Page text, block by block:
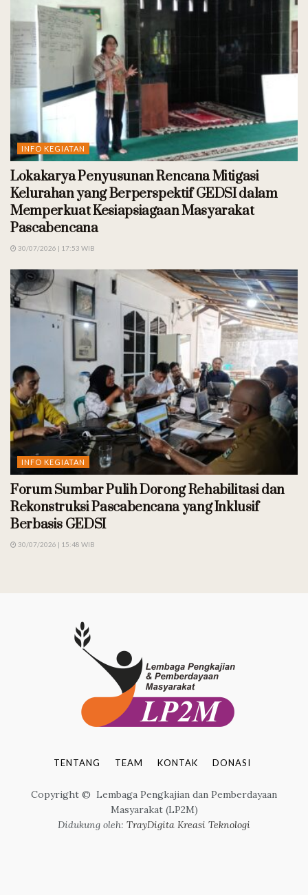
INFO KEGIATAN
Lokakarya Penyusunan Rencana Mitigasi
Kelurahan yang Berperspektif GEDSI dalam
Memperkuat Kesiapsiagaan Masyarakat
Pascabencana
30/07/2026 | 17:53 WIB
INFO KEGIATAN
Forum Sumbar Pulih Dorong Rehabilitasi dan
Rekonstruksi Pascabencana yang Inklusif
Berbasis GEDSI
30/07/2026 | 15:48 WIB
TENTANG TEAM KONTAK DONASI
Copyright © Lembaga Pengkajian dan Pemberdayaan
Masyarakat (LP2M)
Didukung oleh: TrayDigita Kreasi Teknologi